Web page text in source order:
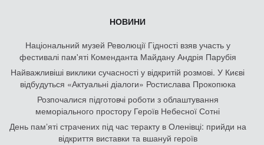
НОВИНИ
Національний музей Революції Гідності взяв участь у
фестивалі пам'яті Коменданта Майдану Андрія Парубія
Найважливіші виклики сучасності у відкритій розмові. У Києві
відбудуться «Актуальні діалоги» Ростислава Прокопюка
Розпочалися підготовчі роботи з облаштування
меморіального простору Героїв Небесної Сотні
День памʼяті страчених під час теракту в Оленівці: прийди на
відкриття виставки та вшануй героїв